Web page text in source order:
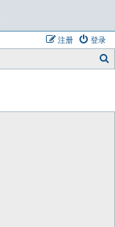
登录
注册